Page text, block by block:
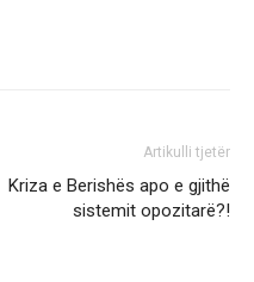
Artikulli tjetër
Kriza e Berishës apo e gjithë
sistemit opozitarë?!